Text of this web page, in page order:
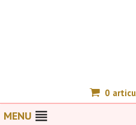
0
MENU